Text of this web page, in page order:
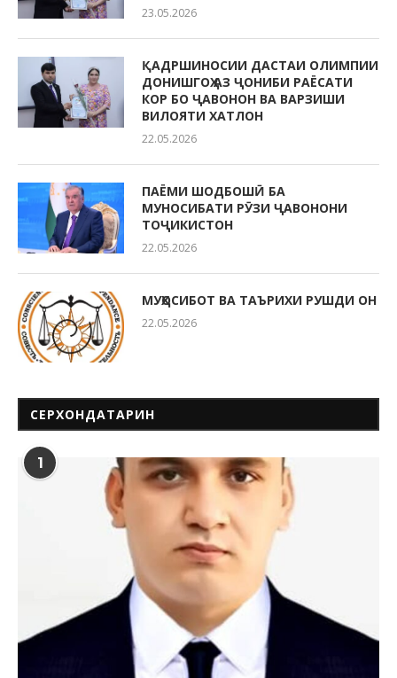
23.05.2026
ҚАДРШИНОСИИ ДАСТАИ ОЛИМПИИ
ДОНИШГОҲ АЗ ҶОНИБИ РАЁСАТИ
КОР БО ҶАВОНОН ВА ВАРЗИШИ
ВИЛОЯТИ ХАТЛОН
22.05.2026
ПАЁМИ ШОДБОШӢ БА
МУНОСИБАТИ РӮЗИ ҶАВОНОНИ
ТОҶИКИСТОН
22.05.2026
МУҲОСИБОТ ВА ТАЪРИХИ РУШДИ ОН
22.05.2026
СЕРХОНДАТАРИН
1